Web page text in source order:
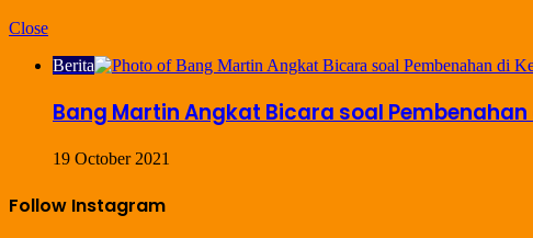
Close
Berita
Bang Martin Angkat Bicara soal
19 October 2021
Follow Instagram